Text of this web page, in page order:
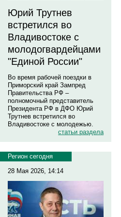
Юрий Трутнев
встретился во
Владивостоке с
молодогвардейцами
"Единой России"
Во время рабочей поездки в
Приморский край Зампред
Правительства РФ –
полномочный представитель
Президента РФ в ДФО Юрий
Трутнев встретился во
Владивостоке с молодежью.
статьи раздела
Регион сегодня
28 Мая 2026, 14:14